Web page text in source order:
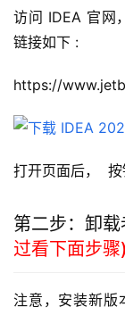
访问 IDEA 官网
链接如下 :
https://
打开页面后，
第二步：卸
过看下面步骤)
注意，安装新版